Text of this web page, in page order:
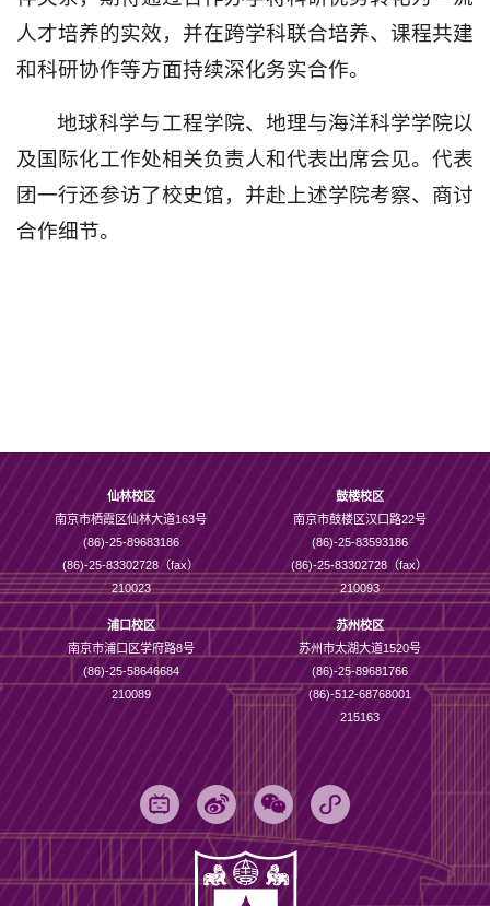
人才培养的实效，并在跨学科联合培养、课程共建
和科研协作等方面持续深化务实合作。
地球科学与工程学院、地理与海洋科学学院以
及国际化工作处相关负责人和代表出席会见。代表
团一行还参访了校史馆，并赴上述学院考察、商讨
合作细节。
仙林校区
南京市栖霞区仙林大道163号
(86)-25-89683186
(86)-25-83302728（fax）
210023
鼓楼校区
南京市鼓楼区汉口路22号
(86)-25-83593186
(86)-25-83302728（fax）
210093
浦口校区
南京市浦口区学府路8号
(86)-25-58646684
210089
苏州校区
苏州市太湖大道1520号
(86)-25-89681766
(86)-512-68768001
215163